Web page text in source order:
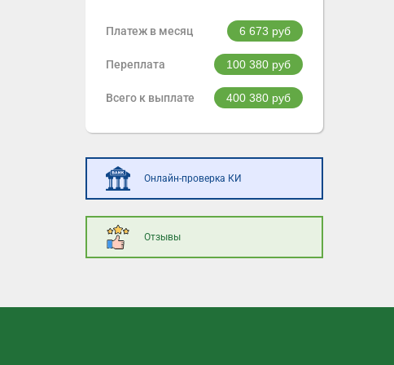
Платеж в месяц 6 673 руб
Переплата 100 380 руб
Всего к выплате 400 380 руб
Онлайн-проверка КИ
Отзывы